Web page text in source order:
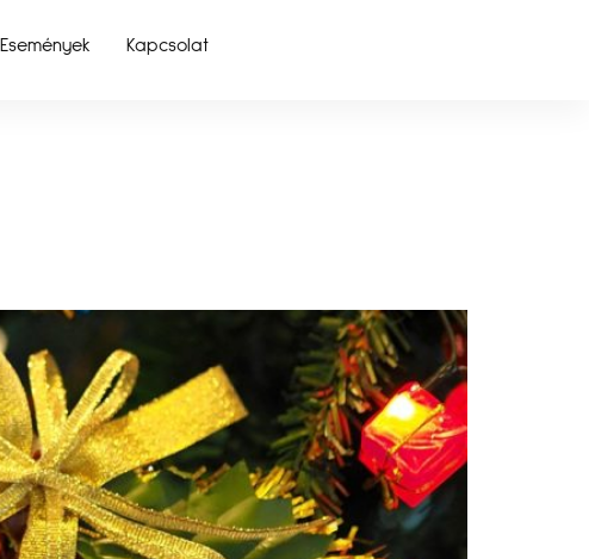
Események Kapcsolat